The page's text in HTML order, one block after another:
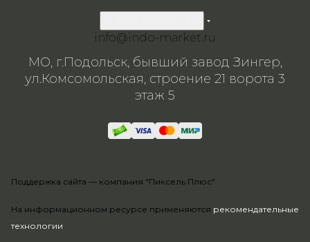
На информационном ресурсе применяются рекомендательные
технологии.
info@indo-market.ru
МО, г.Подольск, бывший завод Зингер,
ул.Комсомольская, строение 21 ворота 3
этаж 5
Поддержка сайта — компания "Пиксель Плюс"